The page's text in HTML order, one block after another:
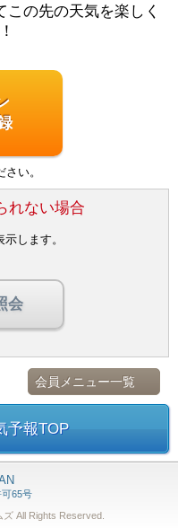
の先の天気を楽しく
い。
れない場合
します。
会
会員メニュー一覧
予報TOP
65号
ズ All Rights Reserved.